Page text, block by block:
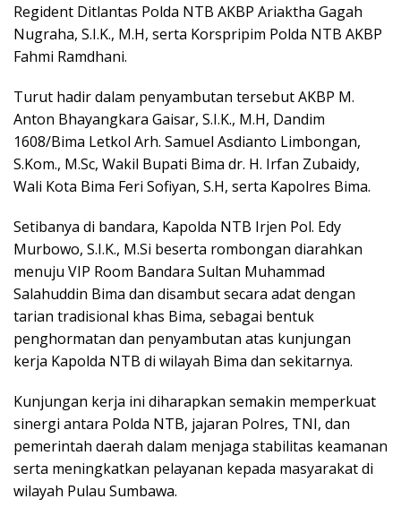
Regident Ditlantas Polda NTB AKBP Ariaktha Gagah
Nugraha, S.I.K., M.H, serta Korspripim Polda NTB AKBP
Fahmi Ramdhani.
Turut hadir dalam penyambutan tersebut AKBP M.
Anton Bhayangkara Gaisar, S.I.K., M.H, Dandim
1608/Bima Letkol Arh. Samuel Asdianto Limbongan,
S.Kom., M.Sc, Wakil Bupati Bima dr. H. Irfan Zubaidy,
Wali Kota Bima Feri Sofiyan, S.H, serta Kapolres Bima.
Setibanya di bandara, Kapolda NTB Irjen Pol. Edy
Murbowo, S.I.K., M.Si beserta rombongan diarahkan
menuju VIP Room Bandara Sultan Muhammad
Salahuddin Bima dan disambut secara adat dengan
tarian tradisional khas Bima, sebagai bentuk
penghormatan dan penyambutan atas kunjungan
kerja Kapolda NTB di wilayah Bima dan sekitarnya.
Kunjungan kerja ini diharapkan semakin memperkuat
sinergi antara Polda NTB, jajaran Polres, TNI, dan
pemerintah daerah dalam menjaga stabilitas keamanan
serta meningkatkan pelayanan kepada masyarakat di
wilayah Pulau Sumbawa.